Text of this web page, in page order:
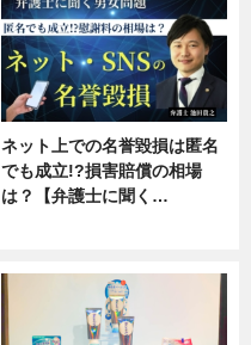
ネット上での名誉毀損は匿名
でも成立!?損害賠償の相場
は？【弁護士に聞く…